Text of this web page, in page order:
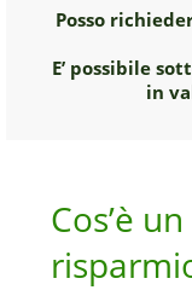
Posso
E’ possibile
in
Cos’è